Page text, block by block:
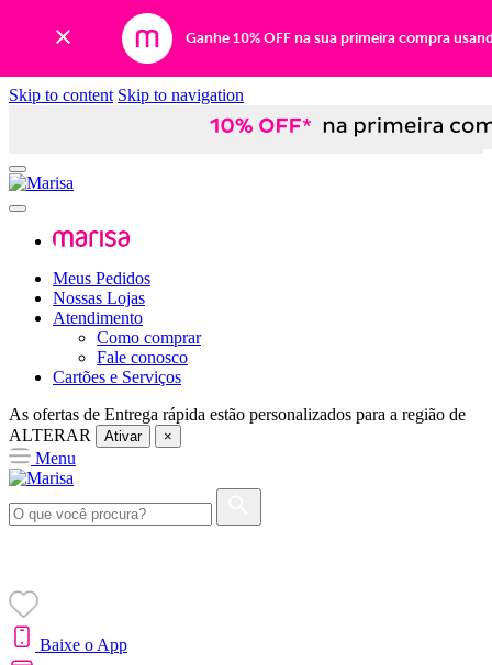
Ganhe 10% OFF na sua primeira compra
Skip to content Skip to navigation
Meus Pedidos
Nossas Lojas
Atendimento
Como comprar
Fale conosco
Cartões e Serviços
As ofertas de Entrega rápida estão personalizados para a região de
ALTERAR
Ativar ×
Menu
Baixe o App